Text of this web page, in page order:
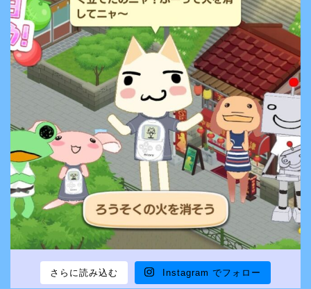
さらに読み込む Instagram でフォロー